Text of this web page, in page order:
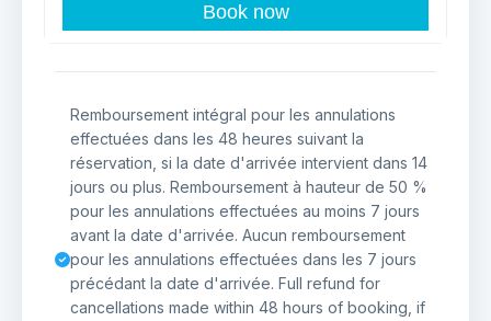
Book now
Remboursement intégral pour les annulations
effectuées dans les 48 heures suivant la
réservation, si la date d'arrivée intervient dans 14
jours ou plus. Remboursement à hauteur de 50 %
pour les annulations effectuées au moins 7 jours
avant la date d'arrivée. Aucun remboursement
pour les annulations effectuées dans les 7 jours
précédant la date d'arrivée. Full refund for
cancellations made within 48 hours of booking, if